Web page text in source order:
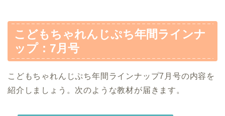
こどもちゃれんじぷち年間ラインナ
ップ：7月号
こどもちゃれんじぷち年間ラインナップ7月号の内容を
紹介しましょう。次のような教材が届きます。